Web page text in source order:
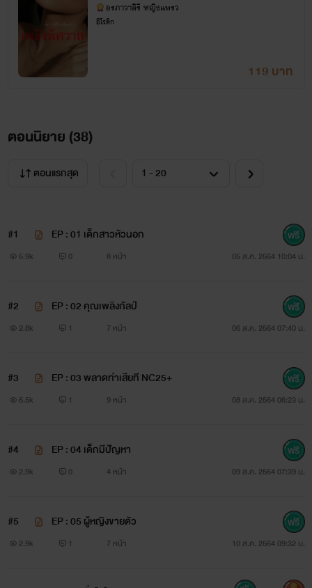
ถือเป็นการกระทำที่มีความผิดทางกฎหมายตามพระราชบัญญัติ
ลิขสิทธิ์ พ.ศ.๒๕๓๗ ผู้กระทำความผิดต้องรับโทษตามพระราช
อรภาวาสิริ หญิงแพรว
อีโรติก
119 บาท
ตอนนิยาย (38)
ตอนแรกสุด
#1 EP : 01 เด็กสาวหัวนอก
5.9k 0 8 หน้า 05 ส.ค. 2564 10:04 น.
#2 EP : 02 คุณเพลิงกัลป์
2.8k 1 7 หน้า 06 ส.ค. 2564 07:40 น.
#3 EP : 03 พลาดท่าเสียที NC25+
6.5k 1 9 หน้า 08 ส.ค. 2564 06:23 น.
#4 EP : 04 เด็กมีปัญหา
2.9k 0 4 หน้า 09 ส.ค. 2564 07:39 น.
#5 EP : 05 ผู้หญิงขายตัว
2.9k 1 7 หน้า 10 ส.ค. 2564 09:32 น.